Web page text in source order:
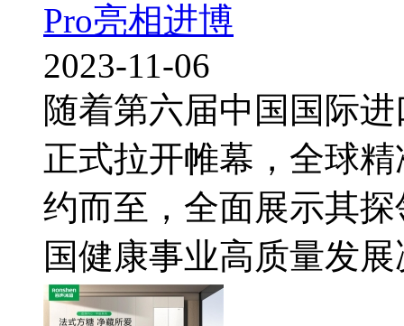
Pro亮相进博
2023-11-06
随着第六届中国国际
正式拉开帷幕，全球
约而至，全面展示其
国健康事业高质量发展